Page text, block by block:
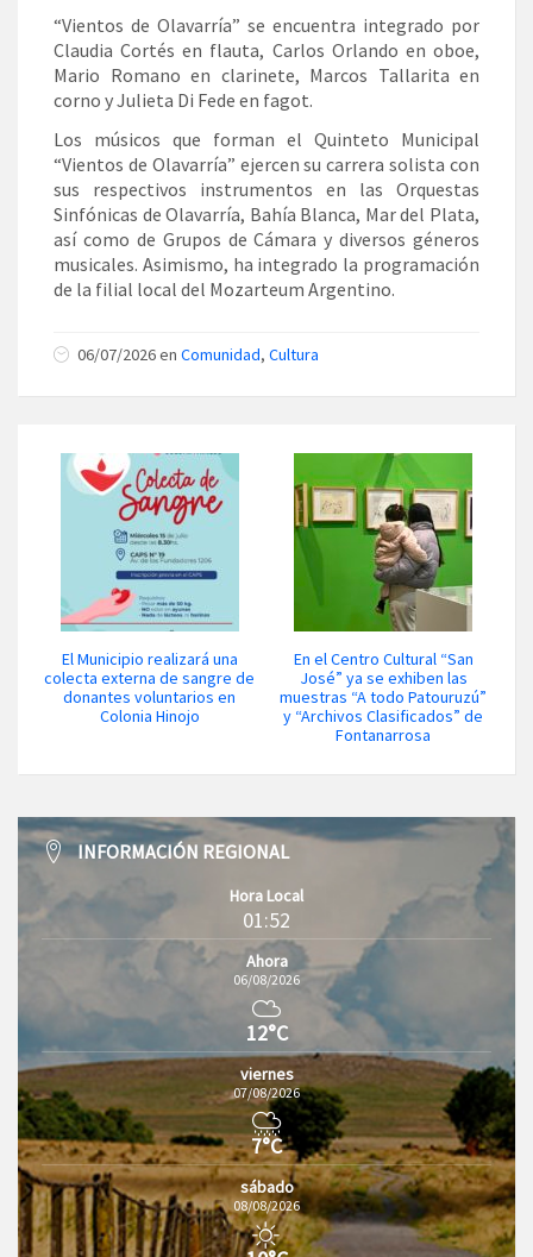
“Vientos de Olavarría” se encuentra integrado por
Claudia Cortés en flauta, Carlos Orlando en oboe,
Mario Romano en clarinete, Marcos Tallarita en
corno y Julieta Di Fede en fagot.
Los músicos que forman el Quinteto Municipal
“Vientos de Olavarría” ejercen su carrera solista con
sus respectivos instrumentos en las Orquestas
Sinfónicas de Olavarría, Bahía Blanca, Mar del Plata,
así como de Grupos de Cámara y diversos géneros
musicales. Asimismo, ha integrado la programación
de la filial local del Mozarteum Argentino.
06/07/2026 en Comunidad, Cultura
El Municipio realizará una
colecta externa de sangre de
donantes voluntarios en
Colonia Hinojo
En el Centro Cultural “San
José” ya se exhiben las
muestras “A todo Patouruzú”
y “Archivos Clasificados” de
Fontanarrosa
INFORMACIÓN REGIONAL
Hora Local
01:52
Ahora
06/08/2026
12°C
viernes
07/08/2026
7°C
sábado
08/08/2026